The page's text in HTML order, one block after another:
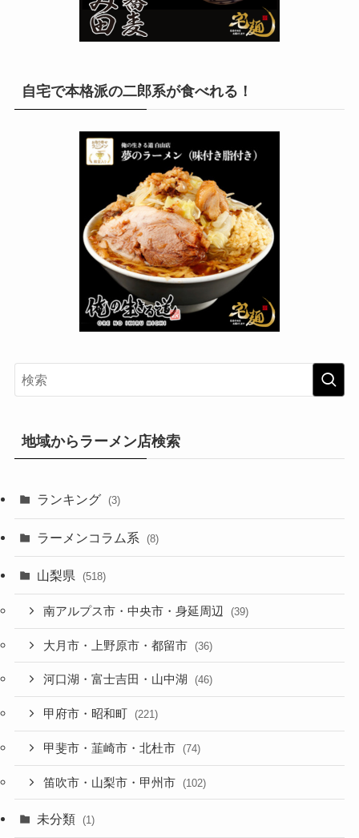
自宅で本格派の二郎系が食べれる！
地域からラーメン店検索
ランキング (3)
ラーメンコラム系 (8)
山梨県 (518)
南アルプス市・中央市・身延周辺 (39)
大月市・上野原市・都留市 (36)
河口湖・富士吉田・山中湖 (46)
甲府市・昭和町 (221)
甲斐市・韮崎市・北杜市 (74)
笛吹市・山梨市・甲州市 (102)
未分類 (1)